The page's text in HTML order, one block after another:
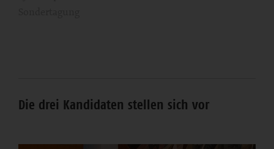
Die drei Kandidaten stellen sich vor